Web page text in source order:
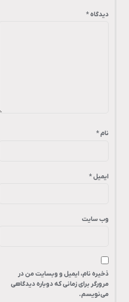
دیدگاه*
ایمیل*
وب‌ سایت
ذخیره نام، ایمیل و وبسایت من در
مرورگر برای زمانی که دوباره دیدگاهی
می‌نویسم.